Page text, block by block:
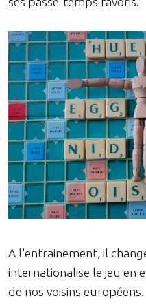
A l'entrainement, il
internationalise le jeu en
de nos voisins européens.